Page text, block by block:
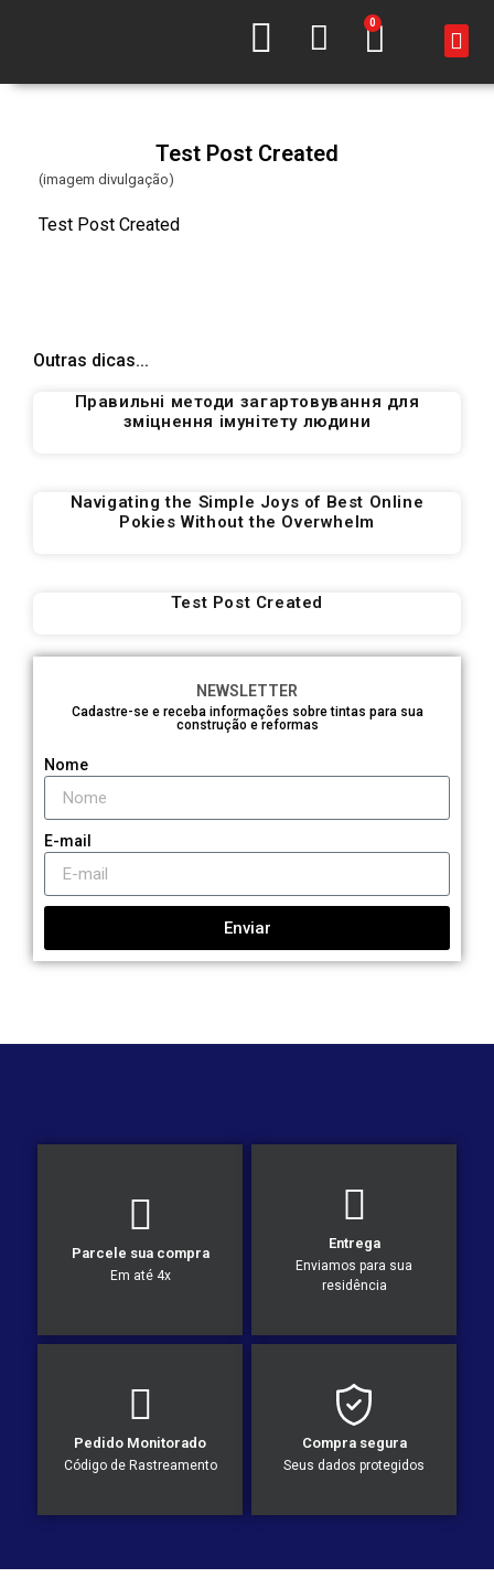
0
Test Post Created
(imagem divulgação)
Test Post Created
Outras dicas...
Правильні методи загартовування для
зміцнення імунітету людини
Navigating the Simple Joys of Best Online
Pokies Without the Overwhelm
Test Post Created
NEWSLETTER
Cadastre-se e receba informações sobre tintas para sua
construção e reformas
Nome
E-mail
Enviar
Parcele sua compra
Em até 4x
Entrega
Enviamos para sua
residência
Pedido Monitorado
Código de Rastreamento
Compra segura
Seus dados protegidos